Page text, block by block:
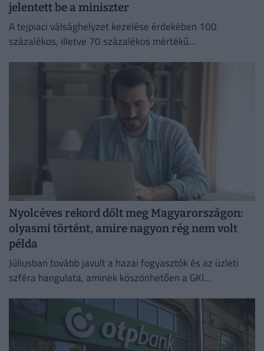
jelentett be a miniszter
A tejpiaci válsághelyzet kezelése érdekében 100
százalékos, illetve 70 százalékos mértékű
Nyolcéves rekord dőlt meg Magyarországon:
olyasmi történt, amire nagyon rég nem volt
példa
Júliusban tovább javult a hazai fogyasztók és az üzleti
szféra hangulata, aminek köszönhetően a GKI